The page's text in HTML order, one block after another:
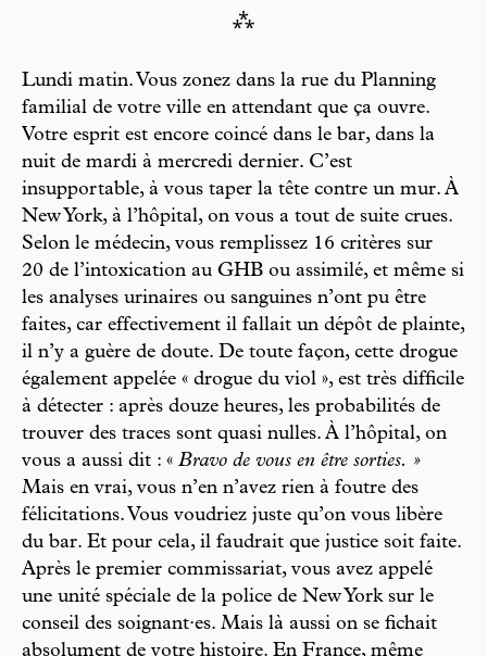
⁂
Lundi matin. Vous zonez dans la rue du Planning
familial de votre ville en attendant que ça ouvre.
Votre esprit est encore coincé dans le bar, dans la
nuit de mardi à mercredi dernier. C’est
insupportable, à vous taper la tête contre un mur. À
New York, à l’hôpital, on vous a tout de suite crues.
Selon le médecin, vous remplissez 16 critères sur
20 de l’intoxication au GHB ou assimilé, et même si
les analyses urinaires ou sanguines n’ont pu être
faites, car effectivement il fallait un dépôt de plainte,
il n’y a guère de doute. De toute façon, cette drogue
également appelée « drogue du viol », est très difficile
à détecter : après douze heures, les probabilités de
trouver des traces sont quasi nulles. À l’hôpital, on
vous a aussi dit : « Bravo de vous en être sorties. »
Mais en vrai, vous n’en n’avez rien à foutre des
félicitations. Vous voudriez juste qu’on vous libère
du bar. Et pour cela, il faudrait que justice soit faite.
Après le premier commissariat, vous avez appelé
une unité spéciale de la police de New York sur le
conseil des soignant·es. Mais là aussi on se fichait
absolument de votre histoire. En France, même